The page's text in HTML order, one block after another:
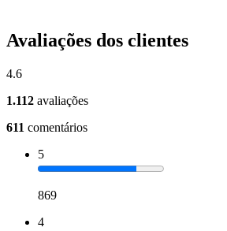
Avaliações dos clientes
4.6
1.112 avaliações
611 comentários
5
869
4